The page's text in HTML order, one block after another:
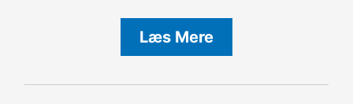
Læs Mere